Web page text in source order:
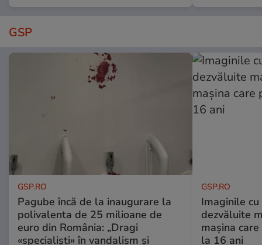
GSP
GSP.RO
Pagube încă de la inaugurare la
polivalenta de 25 milioane de
euro din România: „Dragi
«specialiști» în vandalism și
GSP.RO
Imaginile
dezvăluite
mașina
la 16 ani